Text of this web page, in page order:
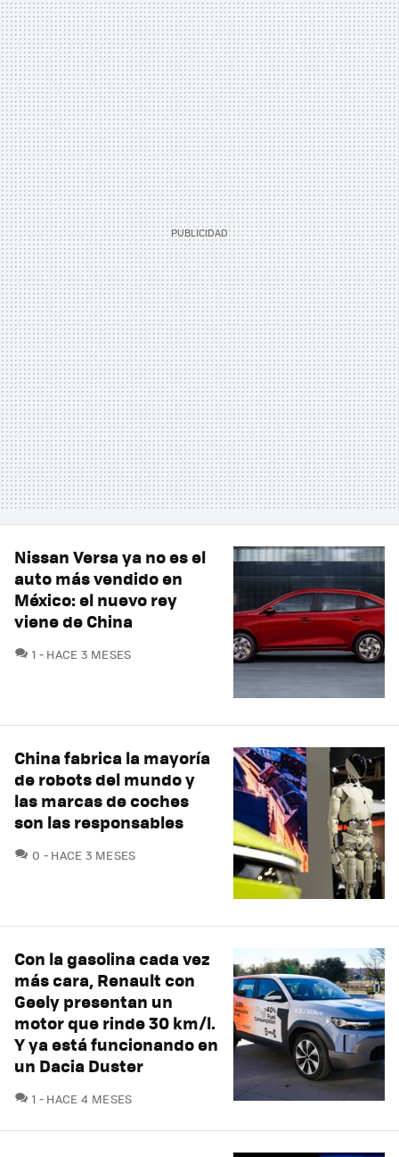
Nissan Versa ya no es el
auto más vendido en
México: el nuevo rey
viene de China
1 COMENTARIOS
HACE 3 MESES
China fabrica la mayoría
de robots del mundo y
las marcas de coches
son las responsables
0 COMENTARIOS
HACE 3 MESES
Con la gasolina cada vez
más cara, Renault con
Geely presentan un
motor que rinde 30 km/l.
Y ya está funcionando en
un Dacia Duster
1 COMENTARIOS
HACE 4 MESES